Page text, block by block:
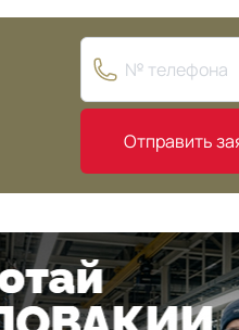
Отправить